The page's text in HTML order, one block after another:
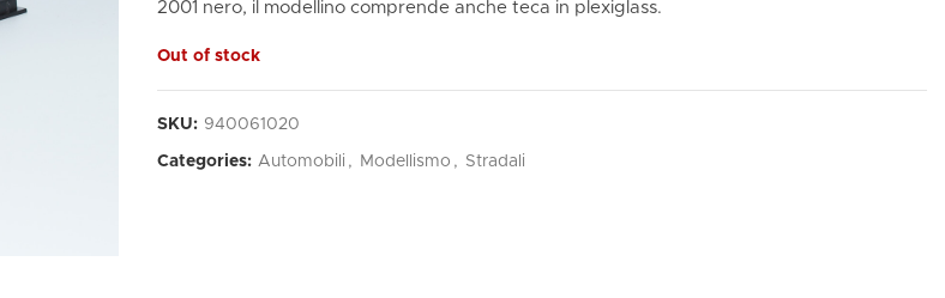
2001 nero, il modellino comprende anche teca in plexiglass.
Out of stock
SKU: 940061020
Categories: Automobili , Modellismo , Stradali